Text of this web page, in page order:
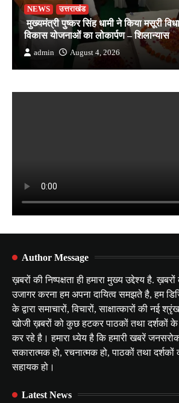
NEWS उत्तराखंड
मुख्यमंत्री पुष्कर सिंह धामी ने किया मसूरी
विकास योजनाओं का लोकार्पण – शिलान्यास
admin August 4, 2026
Author Message
ख़बरों की निष्पक्षता ही हमारा मुख्य उद्देश्य है.
उजागर करना हम अपना दायित्व समझते है, हम
के द्वारा समाचारों, विचारों, साक्षात्कारों की नई
खोजी ख़बरों को कुछ हटकर पाठकों तथा दर्शकों
कर रहे है। हमारा ध्येय है कि हमारी खबरें
सकारात्मक हो, रचनात्मक हो, पाठकों तथा दर्शकों
सहायक हो।
Latest News